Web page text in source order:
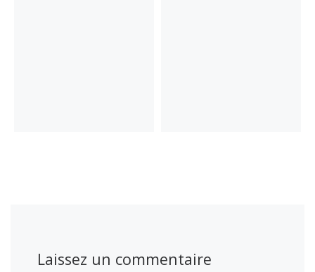
Laissez un commentaire